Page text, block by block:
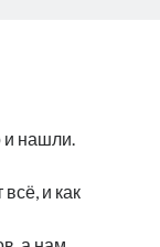
и нашли.
и как